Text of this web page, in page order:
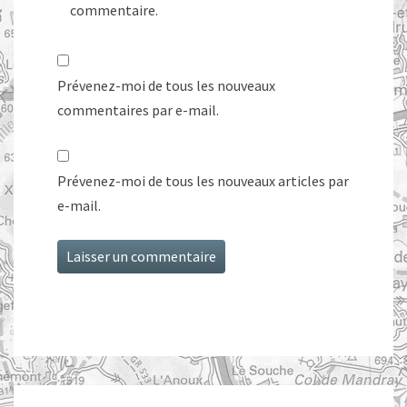
commentaire.
Prévenez-moi de tous les nouveaux
commentaires par e-mail.
Prévenez-moi de tous les nouveaux articles par
e-mail.